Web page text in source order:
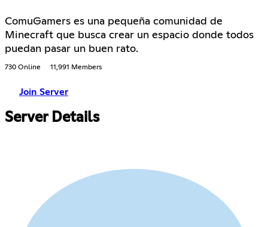
ComuGamers es una pequeña comunidad de
Minecraft que busca crear un espacio donde todos
puedan pasar un buen rato.
730 Online 11,991 Members
Join Server
Server Details